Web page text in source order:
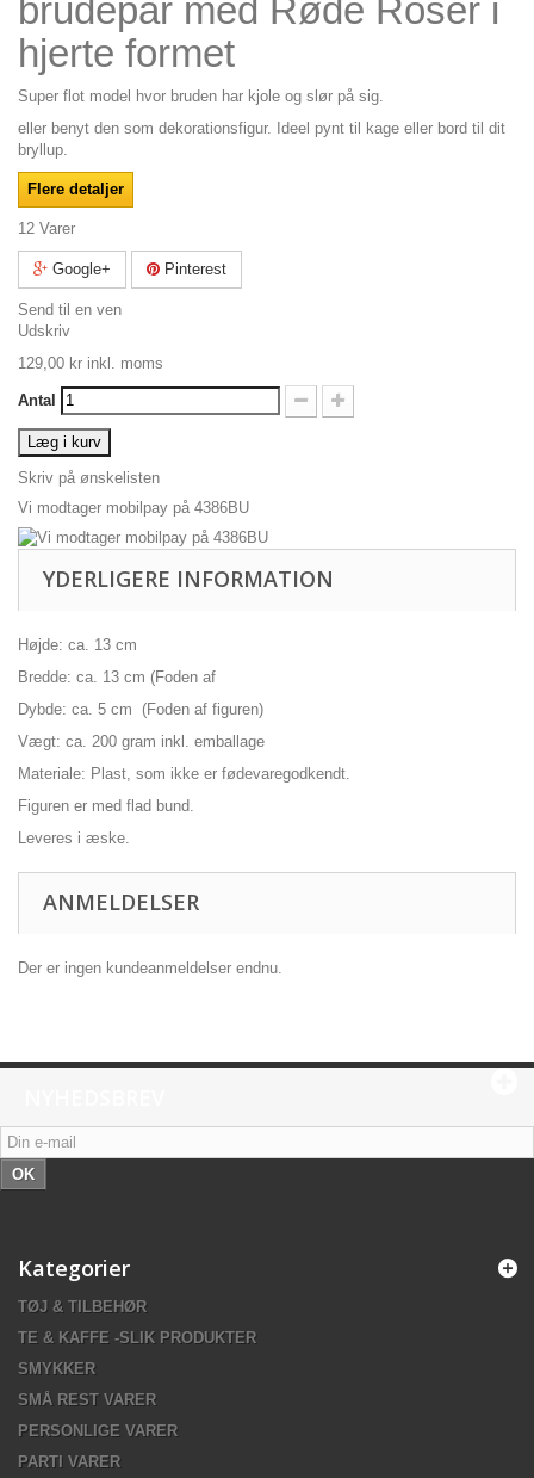
brudepar med Røde Roser i
hjerte formet
Super flot model hvor bruden har kjole og slør på sig.
eller benyt den som dekorationsfigur. Ideel pynt til kage eller bord til dit
bryllup.
Flere detaljer
12 Varer
Google+ Pinterest
Send til en ven
Udskriv
129,00 kr inkl. moms
Antal
Læg i kurv
Skriv på ønskelisten
Vi modtager mobilpay på 4386BU
YDERLIGERE INFORMATION
Højde: ca. 13 cm
Bredde: ca. 13 cm (Foden af
Dybde: ca. 5 cm (Foden af figuren)
Vægt: ca. 200 gram inkl. emballage
Materiale: Plast, som ikke er fødevaregodkendt.
Figuren er med flad bund.
Leveres i æske.
ANMELDELSER
Der er ingen kundeanmeldelser endnu.
OK
Kategorier
TØJ & TILBEHØR
TE & KAFFE -SLIK PRODUKTER
SMYKKER
SMÅ REST VARER
PERSONLIGE VARER
PARTI VARER